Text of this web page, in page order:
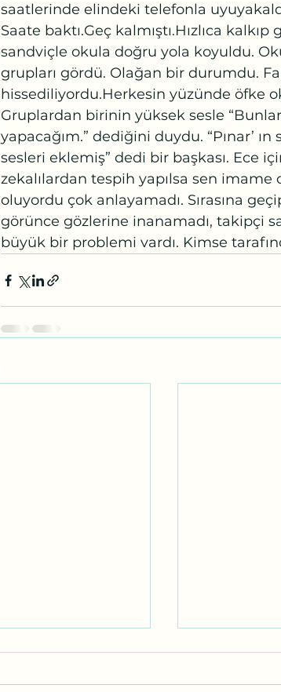
saatlerinde elindeki telefonla
Saate baktı.Geç kalmıştı.Hızlıca
sandviçle okula doğru yola koyuldu.
grupları gördü. Olağan bir durumdu.
hissediliyordu.Herkesin yüzünde öfke
Gruplardan birinin yüksek sesle
yapacağım.” dediğini duydu. “Pınar’
sesleri eklemiş” dedi bir başkası. Ece
zekalılardan tespih yapılsa sen
oluyordu çok anlayamadı. Sırasına
görünce gözlerine inanamadı, takipçi
büyük bir problemi vardı. Kimse